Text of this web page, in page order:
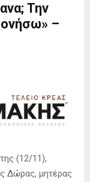
Την
–
(12/11),
Δώρας, μητέρας